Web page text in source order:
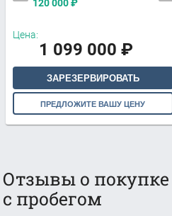
120 000₽
Цена:
1 099 000 ₽
ЗАРЕЗЕРВИРОВАТЬ
ПРЕДЛОЖИТЕ ВАШУ ЦЕНУ
Отзывы о
с пробегом